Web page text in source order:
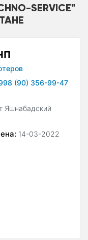
SERVICE"
(90) 356-99-47
Яшнабадский
14-03-2022